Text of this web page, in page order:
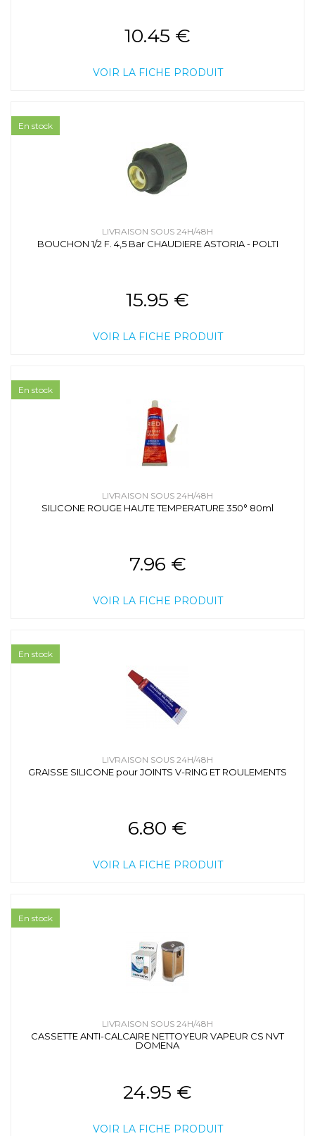
10.45 €
VOIR LA FICHE PRODUIT
LIVRAISON SOUS 24H/48H
BOUCHON 1/2 F. 4,5 Bar CHAUDIERE ASTORIA - POLTI
15.95 €
VOIR LA FICHE PRODUIT
En stock
LIVRAISON SOUS 24H/48H
SILICONE ROUGE HAUTE TEMPERATURE 350° 80ml
7.96 €
VOIR LA FICHE PRODUIT
En stock
LIVRAISON SOUS 24H/48H
GRAISSE SILICONE pour JOINTS V-RING ET ROULEMENTS
6.80 €
VOIR LA FICHE PRODUIT
En stock
LIVRAISON SOUS 24H/48H
CASSETTE ANTI-CALCAIRE NETTOYEUR VAPEUR CS NVT
DOMENA
24.95 €
VOIR LA FICHE PRODUIT
En stock